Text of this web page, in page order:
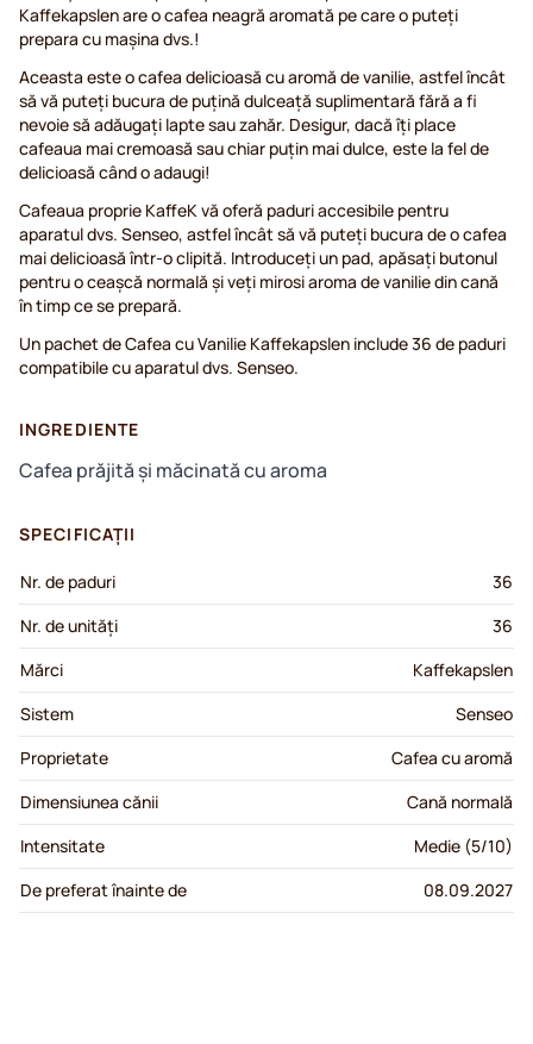
Kaffekapslen are o cafea neagră aromată pe care o puteți
prepara cu mașina dvs.!
Aceasta este o cafea delicioasă cu aromă de vanilie, astfel încât
să vă puteți bucura de puțină dulceață suplimentară fără a fi
nevoie să adăugați lapte sau zahăr. Desigur, dacă îți place
cafeaua mai cremoasă sau chiar puțin mai dulce, este la fel de
delicioasă când o adaugi!
Cafeaua proprie KaffeK vă oferă paduri accesibile pentru
aparatul dvs. Senseo, astfel încât să vă puteți bucura de o cafea
mai delicioasă într-o clipită. Introduceți un pad, apăsați butonul
pentru o ceașcă normală și veți mirosi aroma de vanilie din cană
în timp ce se prepară.
Un pachet de Cafea cu Vanilie Kaffekapslen include 36 de paduri
compatibile cu aparatul dvs. Senseo.
INGREDIENTE
Cafea prăjită și măcinată cu aroma
SPECIFICAȚII
Nr. de paduri
36
Nr. de unități
36
Mărci
Kaffekapslen
Sistem
Senseo
Proprietate
Cafea cu aromă
Dimensiunea cănii
Cană normală
Intensitate
Medie (5/10)
De preferat înainte de
08.09.2027